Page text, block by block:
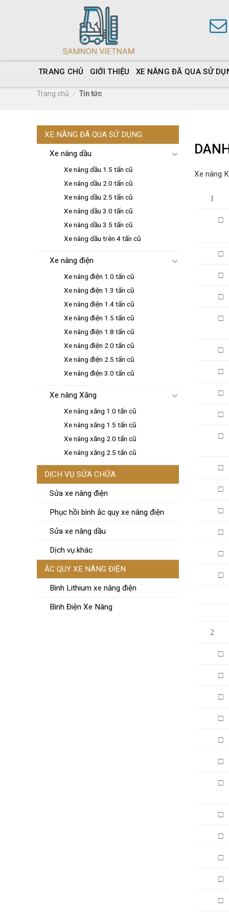
TRANG CHỦ GIỚI THIỆU XE NÂNG ĐÃ QUA SỬ
Trang chủ / Tin tức
XE NÂNG ĐÃ QUA SỬ DỤNG
Xe nâng dầu
Xe nâng dầu 1.5 tấn cũ
Xe nâng dầu 2.0 tấn cũ
Xe nâng dầu 2.5 tấn cũ
Xe nâng dầu 3.0 tấn cũ
Xe nâng dầu 3.5 tấn cũ
Xe nâng dầu trên 4 tấn cũ
Xe nâng điện
Xe nâng điện 1.0 tấn cũ
Xe nâng điện 1.3 tấn cũ
Xe nâng điện 1.4 tấn cũ
Xe nâng điện 1.5 tấn cũ
Xe nâng điện 1.8 tấn cũ
Xe nâng điện 2.0 tấn cũ
Xe nâng điện 2.5 tấn cũ
Xe nâng điện 3.0 tấn cũ
Xe nâng Xăng
Xe nâng xăng 1.0 tấn cũ
Xe nâng xăng 1.5 tấn cũ
Xe nâng xăng 2.0 tấn cũ
Xe nâng xăng 2.5 tấn cũ
DỊCH VỤ SỬA CHỮA
Sửa xe nâng điện
Phục hồi bình ắc quy xe nâng điện
Sửa xe nâng dầu
Dịch vụ khác
ẮC QUY XE NÂNG ĐIỆN
Bình Lithium xe nâng điện
Bình Điện Xe Nâng
Xe nâng
1
□
□
□
□
□
□
□
□
□
□
□
□
□
□
□
□
2
□
□
□
□
□
□
□
□
□
□
□
□